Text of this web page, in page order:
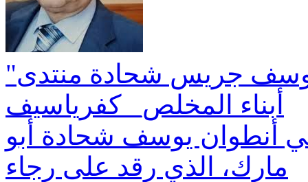
"ان الحجر لما خُتِم من اليهود" يوسف جريس شحادة منتدى
أبناء المخلص_ كفرياسيف
أنطوان يوسف شحادة أبو
مارك، الذي رقد على رجاء